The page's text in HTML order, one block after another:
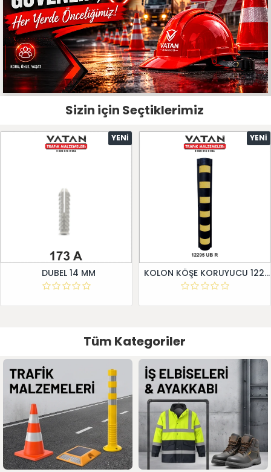
Sizin için Seçtiklerimiz
YENI
DUBEL 14 MM
YENI
KOLON KÖŞE KORUYUCU 12295 UB R
Tüm Kategoriler